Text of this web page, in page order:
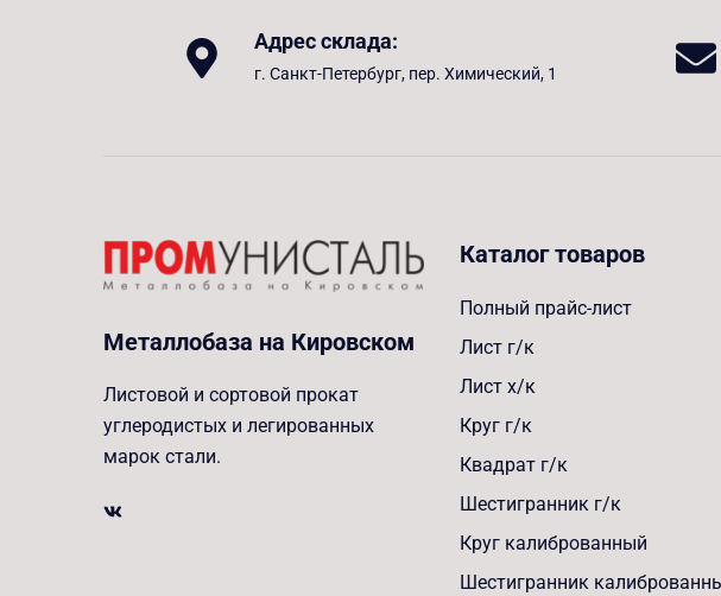
Адрес склада:
г. Санкт-Петербург, пер. Химический, 1
Металлобаза на Кировском
Листовой и сортовой прокат
углеродистых и легированных
марок стали.
Каталог товаров
Полный прайс-лист
Лист г/к
Лист х/к
Круг г/к
Квадрат г/к
Шестигранник г/к
Круг калиброванный
Шестигранник